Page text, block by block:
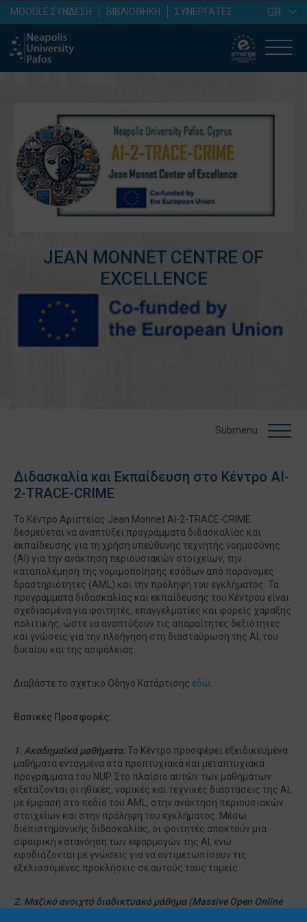
MOODLE ΣΥΝΔΕΣΗ ΒΙΒΛΙΟΘΗΚΗ ΣΥΝΕΡΓΑΤΕΣ GR
JEAN MONNET CENTRE OF
EXCELLENCE
Submenu
Διδασκαλία και Εκπαίδευση στο Κέντρο AI-
2-TRACE-CRIME
Το Κέντρο Αριστείας Jean Monnet AI-2-TRACE-CRIME
δεσμεύεται να αναπτύξει προγράμματα διδασκαλίας και
εκπαίδευσης για τη χρήση υπεύθυνης τεχνητής νοημοσύνης
(AI) για την ανάκτηση περιουσιακών στοιχείων, την
καταπολέμηση της νομιμοποίησης εσόδων από παράνομες
δραστηριότητες (AML) και την πρόληψη του εγκλήματος. Τα
προγράμματα διδασκαλίας και εκπαίδευσης του Κέντρου είναι
σχεδιασμένα για φοιτητές, επαγγελματίες και φορείς χάραξης
πολιτικής, ώστε να αναπτύξουν τις απαραίτητες δεξιότητες
και γνώσεις για την πλοήγηση στη διασταύρωση της AI, του
δικαίου και της ασφάλειας.
Διαβάστε το σχετικό Οδηγό Κατάρτισης εδώ
Βασικές Προσφορές:
1. Ακαδημαϊκά μαθήματα: Το Κέντρο προσφέρει εξειδικευμένα
μαθήματα ενταγμένα στα προπτυχιακά και μεταπτυχιακά
προγράμματα του NUP. Στο πλαίσιο αυτών των μαθημάτων
εξετάζονται οι ηθικές, νομικές και τεχνικές διαστάσεις της AI,
με έμφαση στο πεδίο του AML, στην ανάκτηση περιουσιακών
στοιχείων και στην πρόληψη του εγκλήματος. Μέσω
διεπιστημονικής διδασκαλίας, οι φοιτητές αποκτούν μια
σφαιρική κατανόηση των εφαρμογών της AI, ενώ
εφοδιάζονται με γνώσεις για να αντιμετωπίσουν τις
εξελισσόμενες προκλήσεις σε αυτούς τους τομείς.
2. Μαζικό ανοιχτό διαδικτυακό μάθημα (Massive Open Online